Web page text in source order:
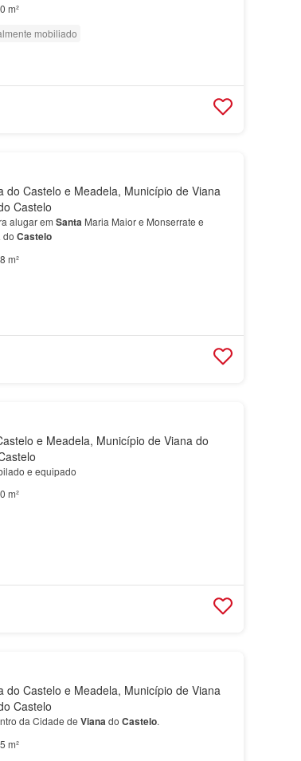
m²
mobiliado
do Castelo e Meadela, Município de Viana
Castelo
alugar em Santa Maria Maior e Monserrate e
do Castelo
m²
e Meadela, Município de Viana do
e equipado
m²
do Castelo e Meadela, Município de Viana
Castelo
da Cidade de Vianado Castelo.
m²